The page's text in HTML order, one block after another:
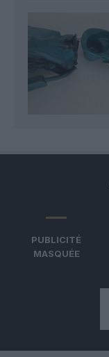
PUBLICITÉ
MASQUÉE